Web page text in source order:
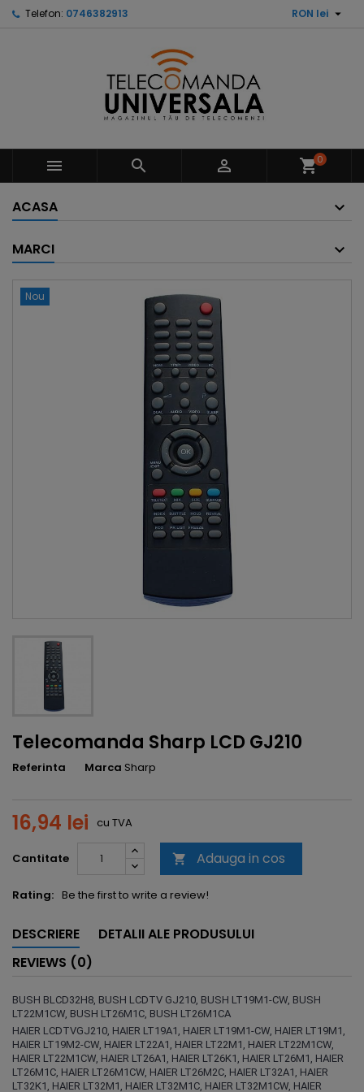
Telefon: 0746382913 RON lei 
   shopping_cart0
ACASA
MARCI
Nou
Telecomanda Sharp LCD GJ210
Referinta Marca Sharp
16,94 lei cu TVA
Cantitate  Adauga in cos
Rating: Be the first to write a review!
DESCRIERE
DETALII ALE PRODUSULUI
REVIEWS (0)
BUSH BLCD32H8, BUSH LCDTV GJ210, BUSH LT19M1-CW, BUSH
LT22M1CW, BUSH LT26M1C, BUSH LT26M1CA
HAIER LCDTVGJ210, HAIER LT19A1, HAIER LT19M1-CW, HAIER LT19M1,
HAIER LT19M2-CW, HAIER LT22A1, HAIER LT22M1, HAIER LT22M1CW,
HAIER LT22M1CW, HAIER LT26A1, HAIER LT26K1, HAIER LT26M1, HAIER
LT26M1C, HAIER LT26M1CW, HAIER LT26M2C, HAIER LT32A1, HAIER
LT32K1, HAIER LT32M1, HAIER LT32M1C, HAIER LT32M1CW, HAIER